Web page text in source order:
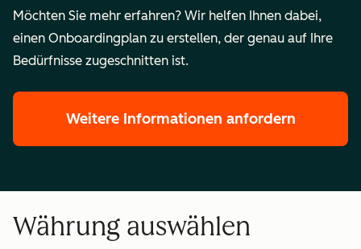
Möchten Sie mehr erfahren? Wir helfen Ihnen dabei,
einen Onboardingplan zu erstellen, der genau auf Ihre
Bedürfnisse zugeschnitten ist.
Weitere Informationen anfordern
Währung auswählen